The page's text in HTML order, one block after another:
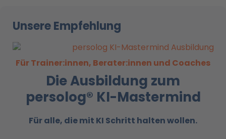
Unsere Empfehlung
Für Trainer:innen, Berater:innen und Coaches
Die Ausbildung zum
persolog® KI-Mastermind
Für alle, die mit KI Schritt halten wollen.